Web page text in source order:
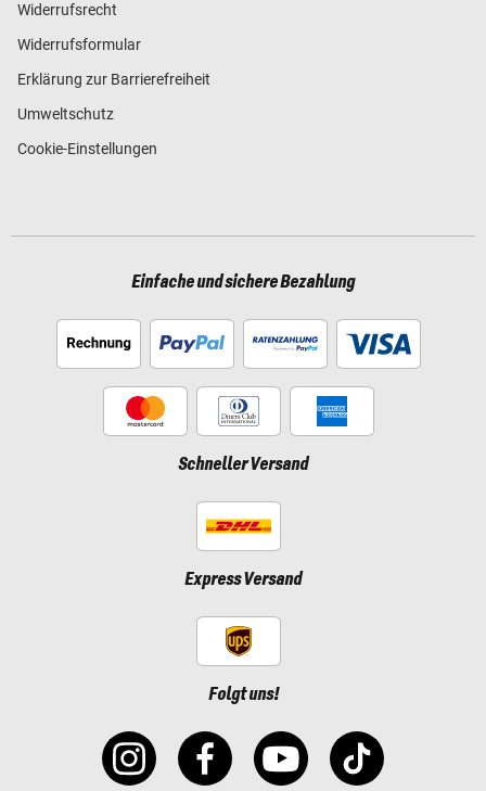
Widerrufsrecht
Widerrufsformular
Erklärung zur Barrierefreiheit
Umweltschutz
Cookie-Einstellungen
Einfache und sichere Bezahlung
Schneller Versand
Express Versand
Folgt uns!